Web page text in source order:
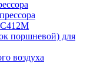
С412М
поршневой) для
воздуха